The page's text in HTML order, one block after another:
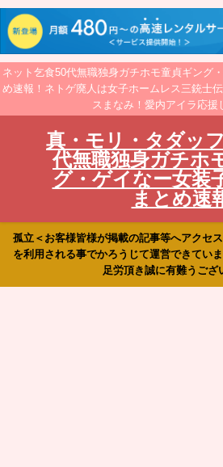
ネット乞食50代無職独身ガチホモ童貞ギング
め速報！ネトゲ廃人は女子ホームレス三銃士
スまなみ！愛内アイラ応援
真・モリ・タダッ
代無職独身ガチホ
グ・ゲイなー女装
まとめ速
孤立＜お客様皆様が掲載の記事等へアクセ
を利用される事でかろうじて運営できてい
足労頂き誠に有難うござ